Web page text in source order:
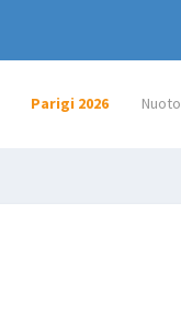
Parigi 2026 Nuoto